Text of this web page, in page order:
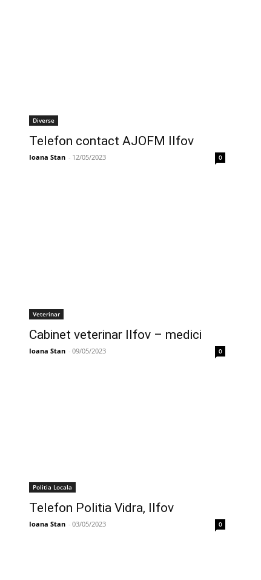
Diverse
Telefon contact AJOFM Ilfov
Ioana Stan - 12/05/2023 0
Veterinar
Cabinet veterinar Ilfov – medici
Ioana Stan - 09/05/2023 0
Politia Locala
Telefon Politia Vidra, Ilfov
Ioana Stan - 03/05/2023 0